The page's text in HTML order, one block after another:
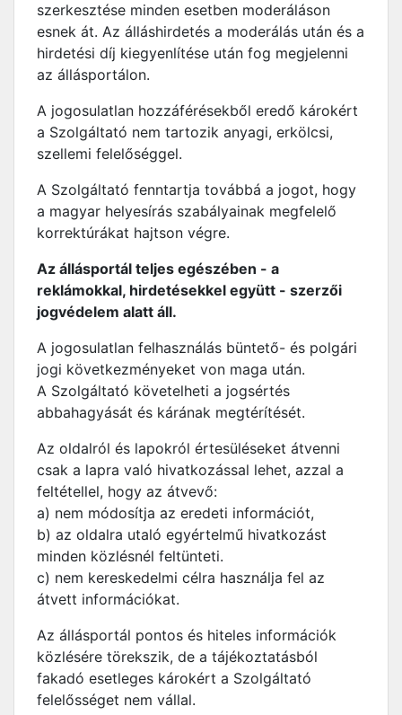
szerkesztése minden esetben moderáláson
esnek át. Az álláshirdetés a moderálás után és a
hirdetési díj kiegyenlítése után fog megjelenni
az állásportálon.
A jogosulatlan hozzáférésekből eredő károkért
a Szolgáltató nem tartozik anyagi, erkölcsi,
szellemi felelőséggel.
A Szolgáltató fenntartja továbbá a jogot, hogy
a magyar helyesírás szabályainak megfelelő
korrektúrákat hajtson végre.
Az állásportál teljes egészében - a
reklámokkal, hirdetésekkel együtt - szerzői
jogvédelem alatt áll.
A jogosulatlan felhasználás büntető- és polgári
jogi következményeket von maga után.
A Szolgáltató követelheti a jogsértés
abbahagyását és kárának megtérítését.
Az oldalról és lapokról értesüléseket átvenni
csak a lapra való hivatkozással lehet, azzal a
feltétellel, hogy az átvevő:
a) nem módosítja az eredeti információt,
b) az oldalra utaló egyértelmű hivatkozást
minden közlésnél feltünteti.
c) nem kereskedelmi célra használja fel az
átvett információkat.
Az állásportál pontos és hiteles információk
közlésére törekszik, de a tájékoztatásból
fakadó esetleges károkért a Szolgáltató
felelősséget nem vállal.